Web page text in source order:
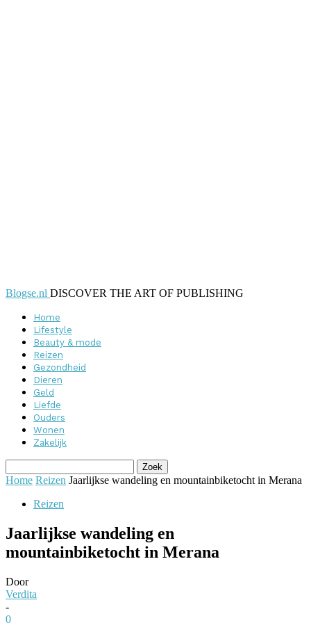
Blogse.nl DISCOVER THE ART OF PUBLISHING
Home
Lifestyle
Beauty & mode
Reizen
Gezondheid
Dieren
Geld
Liefde
Ouders
Wonen
Zakelijk
Home Reizen Jaarlijkse wandeling en mountainbiketocht in Merana
Reizen
Jaarlijkse wandeling en
mountainbiketocht in Merana
Door
Verdita
-
0